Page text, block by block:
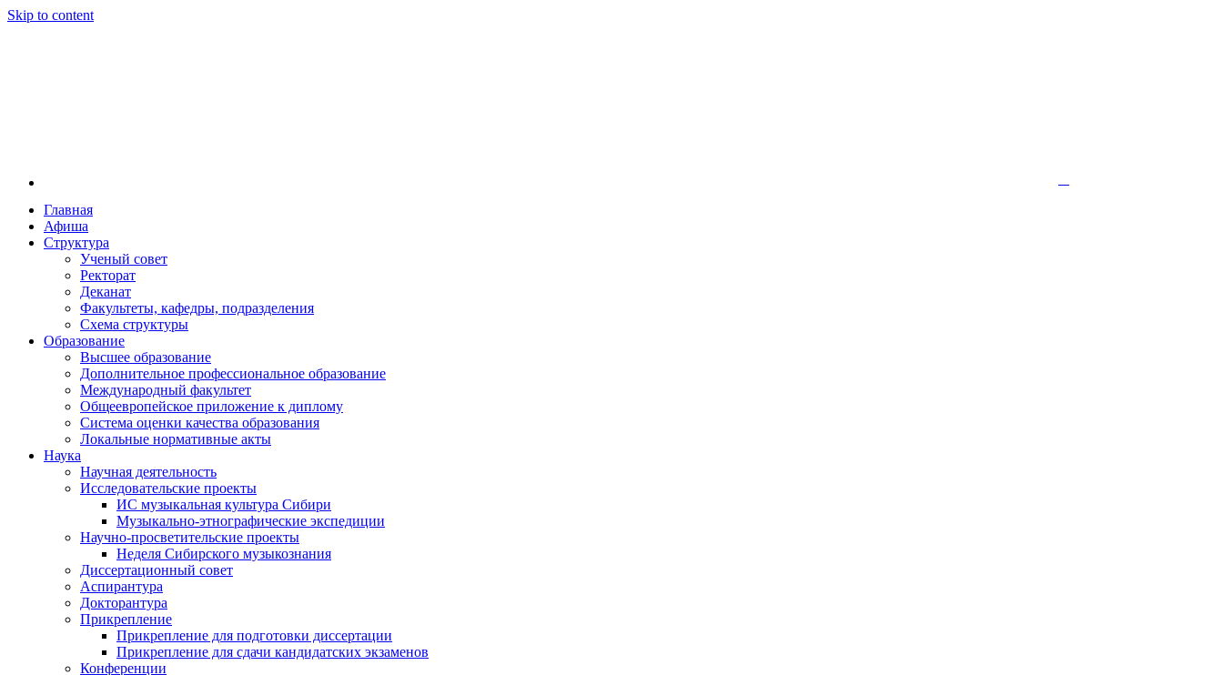
Skip to content
Новосибирская государственная консерватория имени М. И. Глинки
Новосибирская государственная консерватория имени М. И. Глинки — высшее музыкальное учебное заведение в Новосибирске. Основанная в 1956
году распоряжением совмина РСФСР и указом министерства культуры РСФСР, консерватория стала первым музыкальным высшим учебным
заведением в Сибири[2] и до сих пор остаётся единственным за пределами европейской части России[3]. С 1957 года она носит имя Михаила Ивановича
Глинки.
Главная
Афиша
Структура
Ученый совет
Ректорат
Деканат
Факультеты, кафедры, подразделения
Схема структуры
Образование
Высшее образование
Дополнительное профессиональное образование
Международный факультет
Общеевропейское приложение к диплому
Система оценки качества образования
Локальные нормативные акты
Наука
Научная деятельность
Исследовательские проекты
ИС музыкальная культура Сибири
Музыкально-этнографические экспедиции
Научно-просветительские проекты
Неделя Сибирского музыкознания
Диссертационный совет
Аспирантура
Докторантура
Прикрепление
Прикрепление для подготовки диссертации
Прикрепление для сдачи кандидатских экзаменов
Конференции